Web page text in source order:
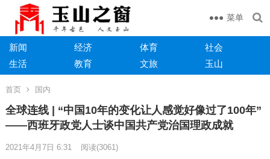
菜单
新闻 经济 体育
社会
生活
教育 文旅 玉山
首页 国内
全球连线 | “中国10年的变化让人感觉好像过了100年”
——西班牙政党人士谈中国共产党治国理政成就
2021年4月7日 6:31 阅读(3061)